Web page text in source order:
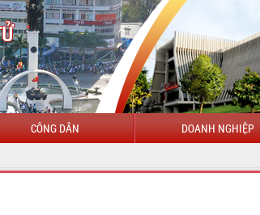
CÔNG DÂN DOANH NGHIỆP